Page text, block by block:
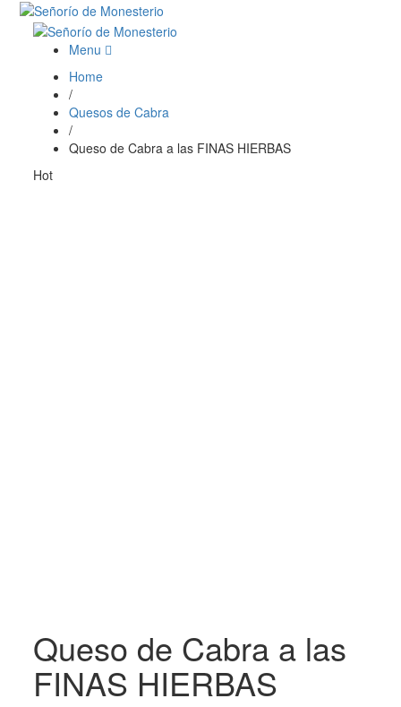
Menu
Home
/
Quesos de Cabra
/
Queso de Cabra a las FINAS HIERBAS
Hot
Queso de Cabra a las
FINAS HIERBAS